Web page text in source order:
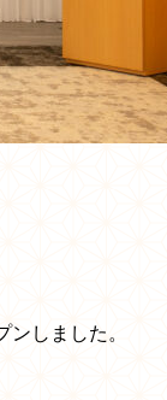
しました。